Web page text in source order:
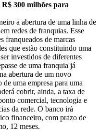
300 milhões para
a abertura de uma linha de
redes de franquias. Esse
franqueados de marcas
que estão constituindo uma
investidos de diferentes
de uma franquia já
abertura de um novo
uma empresa para uma
cobrir, ainda, a taxa de
comercial, tecnologia e
da rede. O banco irá
financeiro, com prazo de
12 meses.